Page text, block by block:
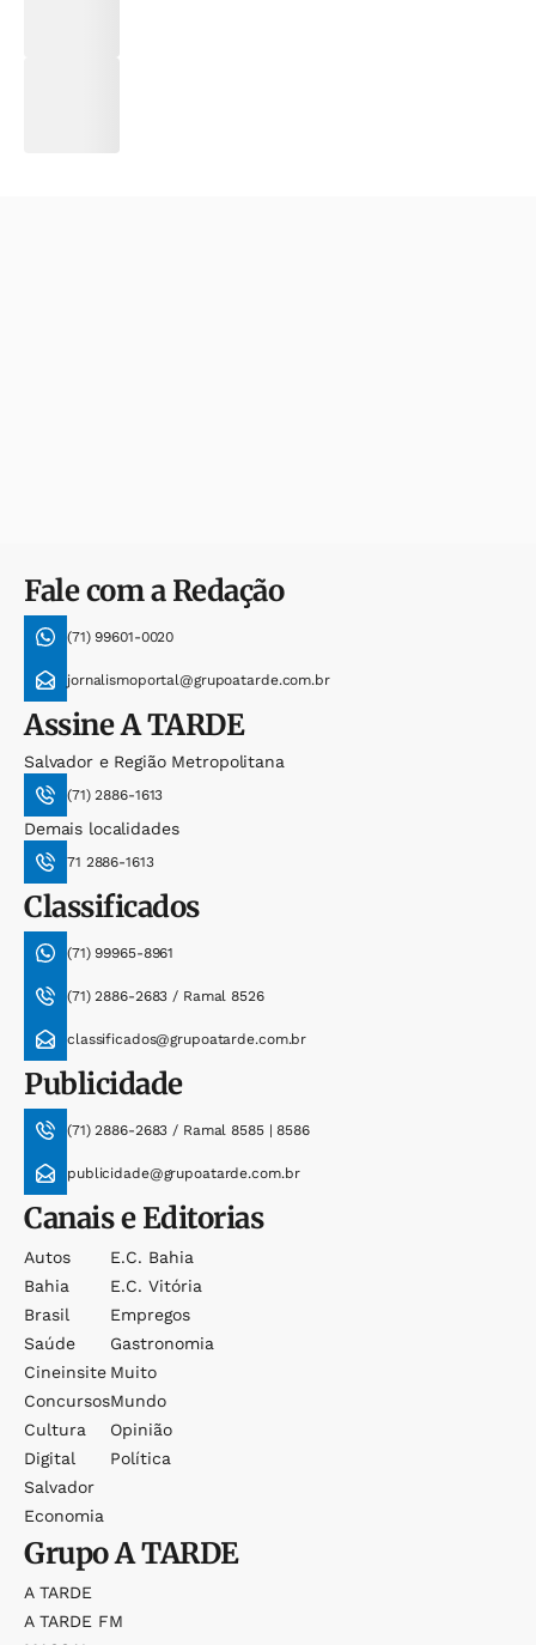
Fale com a Redação
(71) 99601-0020
jornalismoportal@grupoatarde.com.br
AssineA TARDE
Salvador e Região Metropolitana
(71) 2886-1613
Demais localidades
71 2886-1613
Classificados
(71) 99965-8961
(71) 2886-2683 / Ramal 8526
classificados@grupoatarde.com.br
Publicidade
(71) 2886-2683 / Ramal 8585 | 8586
publicidade@grupoatarde.com.br
Canais e Editorias
Autos
Bahia
Brasil
Saúde
Cineinsite
Concursos
Cultura
Digital
Salvador
Economia
E.c. Bahia
E.c. Vitória
Empregos
Gastronomia
Muito
Mundo
Opinião
Política
GrupoA TARDE
A TARDE
A TARDE FM